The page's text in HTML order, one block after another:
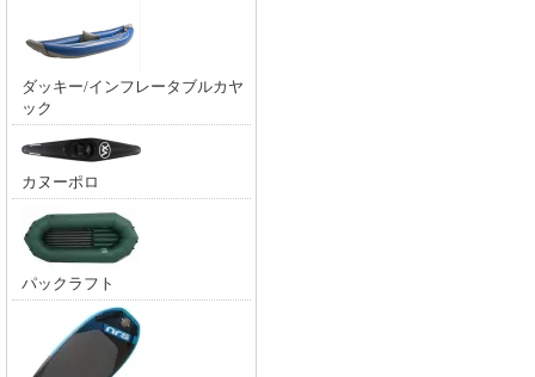
ダッキー/インフレータブルカヤ
ック
カヌーポロ
パックラフト